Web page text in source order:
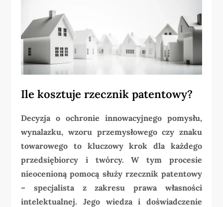
Ile kosztuje rzecznik patentowy?
Decyzja o ochronie innowacyjnego pomysłu,
wynalazku, wzoru przemysłowego czy znaku
towarowego to kluczowy krok dla każdego
przedsiębiorcy i twórcy. W tym procesie
nieocenioną pomocą służy rzecznik patentowy
– specjalista z zakresu prawa własności
intelektualnej. Jego wiedza i doświadczenie